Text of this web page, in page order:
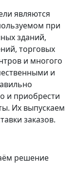
являются
при
зданий,
торговых
и многого
и
и приобрести
Их выпускаем
заказов.
решение